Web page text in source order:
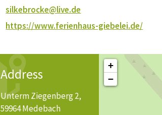
silkebrocke@live.de
https://www.ferienhaus-giebelei.de/
Address
Unterm Ziegenberg 2,
59964 Medebach
+
−